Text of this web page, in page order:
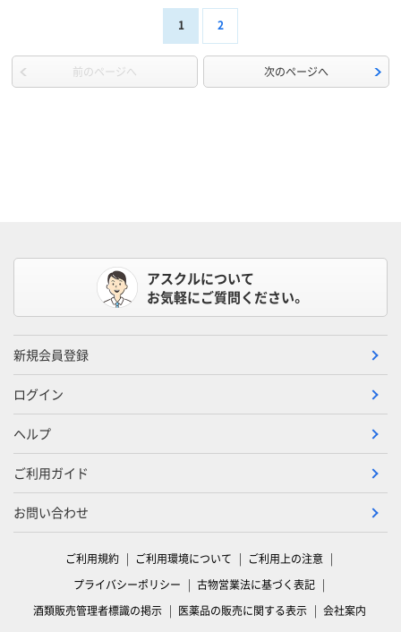
1 2
前のページへ 次のページへ
アスクルについて
お気軽にご質問ください。
新規会員登録
ログイン
ヘルプ
ご利用ガイド
お問い合わせ
ご利用規約 ご利用環境について
ご利用上の注意
プライバシーポリシー
古物営業法に基づく表記
酒類販売管理者標識の掲示
医薬品の販売に関する表示 会社案内